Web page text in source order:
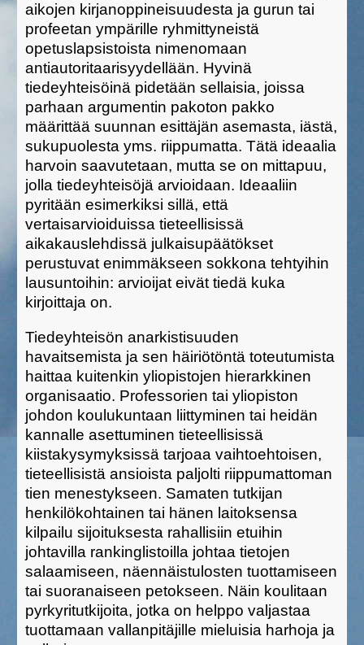
aikojen kirjanoppineisuudesta ja gurun tai
profeetan ympärille ryhmittyneistä
opetuslapsistoista nimenomaan
antiautoritaarisyydellään. Hyvinä
tiedeyhteisöinä pidetään sellaisia, joissa
parhaan argumentin pakoton pakko
määrittää suunnan esittäjän asemasta, iästä,
sukupuolesta yms. riippumatta. Tätä ideaalia
harvoin saavutetaan, mutta se on mittapuu,
jolla tiedeyhteisöjä arvioidaan. Ideaaliin
pyritään esimerkiksi sillä, että
vertaisarvioiduissa tieteellisissä
aikakauslehdissä julkaisupäätökset
perustuvat enimmäkseen sokkona tehtyihin
lausuntoihin: arvioijat eivät tiedä kuka
kirjoittaja on.
Tiedeyhteisön anarkistisuuden
havaitsemista ja sen häiriötöntä toteutumista
haittaa kuitenkin yliopistojen hierarkkinen
organisaatio. Professorien tai yliopiston
johdon koulukuntaan liittyminen tai heidän
kannalle asettuminen tieteellisissä
kiistakysymyksissä tarjoaa vaihtoehtoisen,
tieteellisistä ansioista paljolti riippumattoman
tien menestykseen. Samaten tutkijan
henkilökohtainen tai hänen laitoksensa
kilpailu sijoituksesta rahallisiin etuihin
johtavilla rankinglistoilla johtaa tietojen
salaamiseen, näennäistulosten tuottamiseen
tai suoranaiseen petokseen. Näin koulitaan
pyrkyritutkijoita, jotka on helppo valjastaa
tuottamaan vallanpitäjille mieluisia harhoja ja